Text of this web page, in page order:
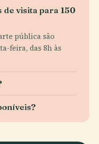
de visita para 150
pública são
feira, das 8h às